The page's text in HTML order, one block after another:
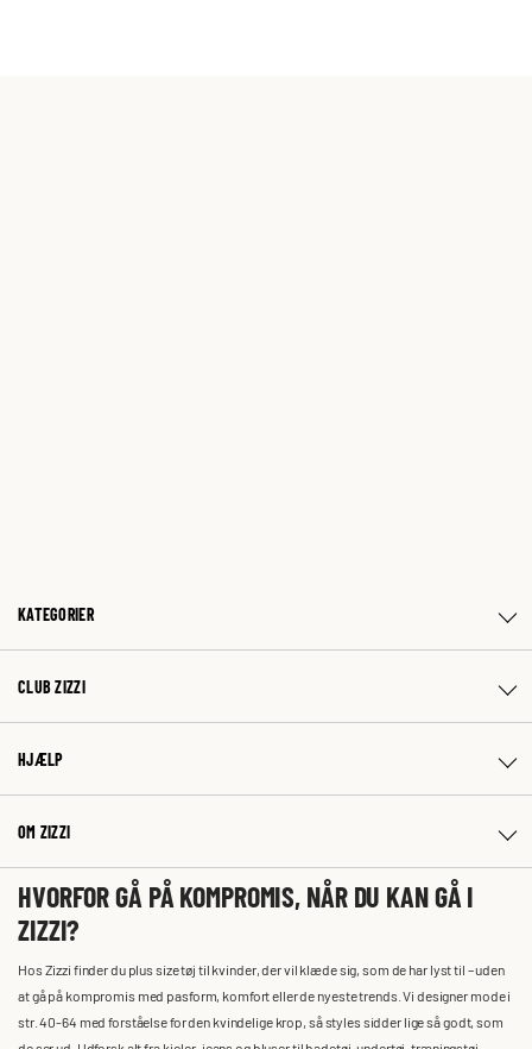
KATEGORIER
CLUB ZIZZI
HJÆLP
OM ZIZZI
HVORFOR GÅ PÅ KOMPROMIS, NÅR DU KAN GÅ I
ZIZZI?
Hos Zizzi finder du plus size tøj til kvinder, der vil klæde sig, som de har lyst til – uden
at gå på kompromis med pasform, komfort eller de nyeste trends. Vi designer mode i
str. 40-64 med forståelse for den kvindelige krop, så styles sidder lige så godt, som